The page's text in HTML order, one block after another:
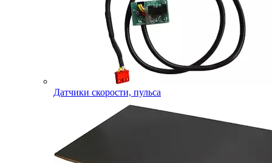
Датчики скорости, пульса